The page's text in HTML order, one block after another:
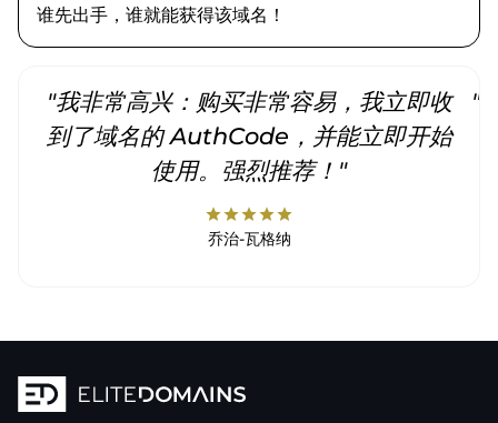
谁先出手，谁就能获得该域名！
"我非常高兴：购买非常容易，我立即收
到了域名的 AuthCode，并能立即开始
使用。强烈推荐！"
starstarstarstarstar
乔治-瓦格纳
"